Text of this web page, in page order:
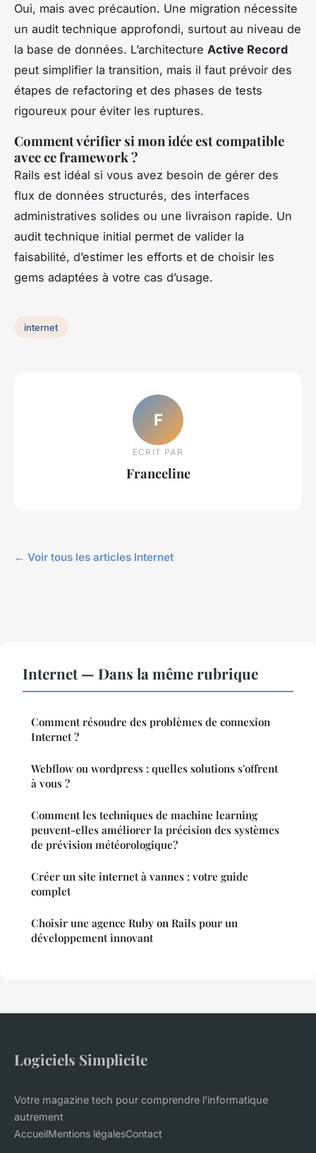
Oui, mais avec précaution. Une migration nécessite
un audit technique approfondi, surtout au niveau de
la base de données. L’architecture Active Record
peut simplifier la transition, mais il faut prévoir des
étapes de refactoring et des phases de tests
rigoureux pour éviter les ruptures.
Comment vérifier si mon idée est compatible
avec ce framework ?
Rails est idéal si vous avez besoin de gérer des
flux de données structurés, des interfaces
administratives solides ou une livraison rapide. Un
audit technique initial permet de valider la
faisabilité, d’estimer les efforts et de choisir les
gems adaptées à votre cas d’usage.
internet
F
ECRIT PAR
Franceline
← Voir tous les articles Internet
Internet — Dans la même rubrique
Comment résoudre des problèmes de connexion
Internet ?
Webflow ou wordpress : quelles solutions s'offrent
à vous ?
Comment les techniques de machine learning
peuvent-elles améliorer la précision des systèmes
de prévision météorologique?
Créer un site internet à vannes : votre guide
complet
Choisir une agence Ruby on Rails pour un
développement innovant
Logiciels Simplicite
Votre magazine tech pour comprendre l'informatique
autrement
AccueilMentions légalesContact